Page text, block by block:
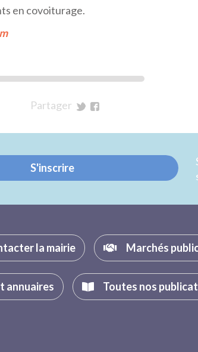
en covoiturage.
Partager
Twitter
Facebook
S'inscrire
la mairie Marchés
annuaires Toutes nos